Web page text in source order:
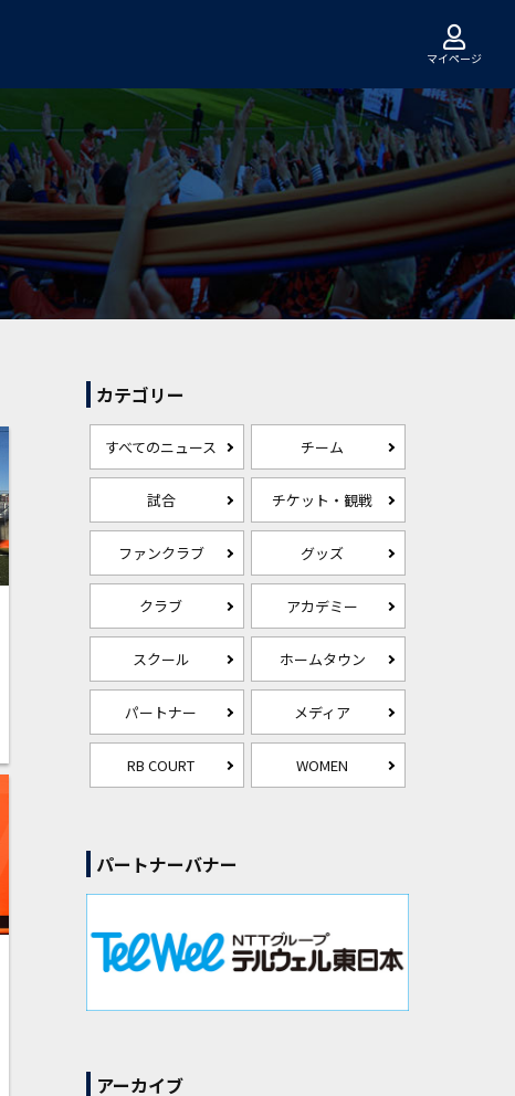
マイページ
カテゴリー
すべてのニュース チーム
試合 チケット・観戦
ファンクラブ グッズ
クラブ アカデミー
スクール ホームタウン
パートナー メディア
RB COURT WOMEN
パートナーバナー
アーカイブ